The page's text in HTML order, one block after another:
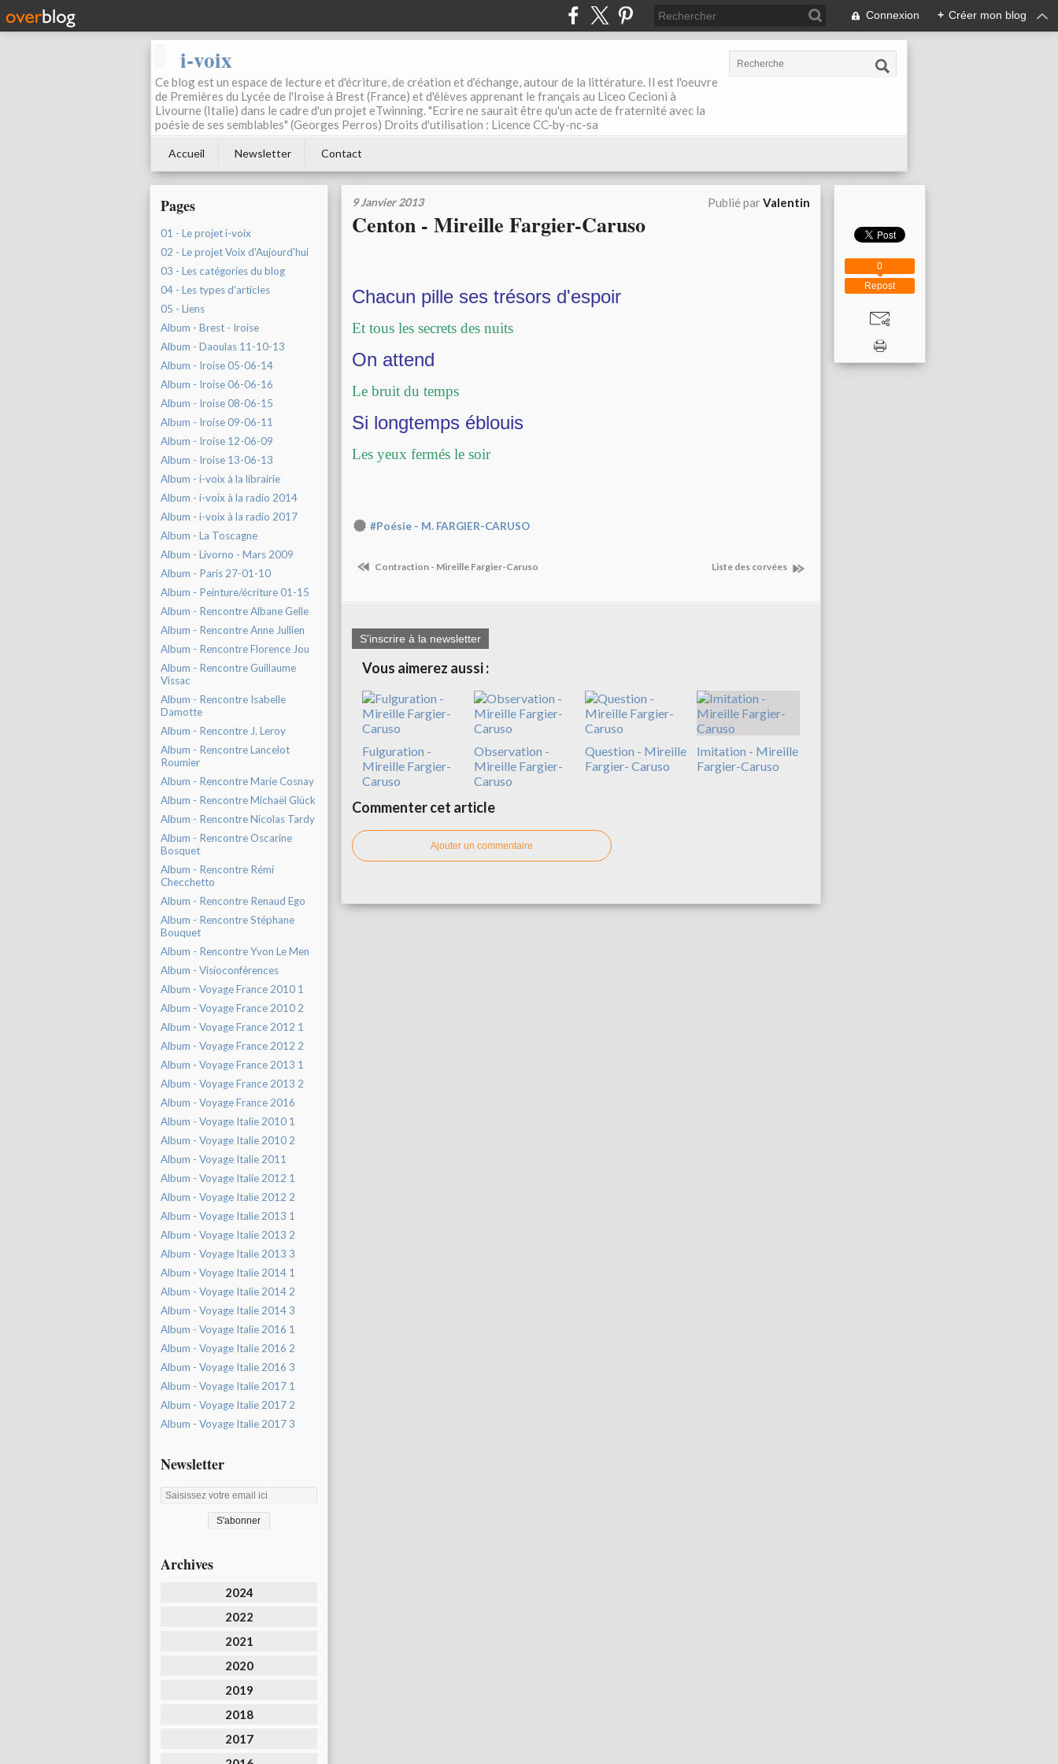
Connexion + Créer mon blog
i-voix
Ce blog est un espace de lecture et d'écriture, de création et d'échange, autour de la littérature. Il est l'oeuvre
de Premières du Lycée de l'Iroise à Brest (France) et d'élèves apprenant le français au Liceo Cecioni à
Livourne (Italie) dans le cadre d'un projet eTwinning. "Ecrire ne saurait être qu'un acte de fraternité avec la
poésie de ses semblables" (Georges Perros) Droits d'utilisation : Licence CC-by-nc-sa
Accueil Newsletter Contact
Pages
01 - Le projet i-voix
02 - Le projet Voix d'Aujourd'hui
03 - Les catégories du blog
04 - Les types d'articles
05 - Liens
Album - Brest - Iroise
Album - Daoulas 11-10-13
Album - Iroise 05-06-14
Album - Iroise 06-06-16
Album - Iroise 08-06-15
Album - Iroise 09-06-11
Album - Iroise 12-06-09
Album - Iroise 13-06-13
Album - i-voix à la librairie
Album - i-voix à la radio 2014
Album - i-voix à la radio 2017
Album - La Toscagne
Album - Livorno - Mars 2009
Album - Paris 27-01-10
Album - Peinture/écriture 01-15
Album - Rencontre Albane Gelle
Album - Rencontre Anne Jullien
Album - Rencontre Florence Jou
Album - Rencontre Guillaume
Vissac
Album - Rencontre Isabelle
Damotte
Album - Rencontre J. Leroy
Album - Rencontre Lancelot
Roumier
Album - Rencontre Marie Cosnay
Album - Rencontre Michaël Glück
Album - Rencontre Nicolas Tardy
Album - Rencontre Oscarine
Bosquet
Album - Rencontre Rémi
Checchetto
Album - Rencontre Renaud Ego
Album - Rencontre Stéphane
Bouquet
Album - Rencontre Yvon Le Men
Album - Visioconfèrences
Album - Voyage France 2010 1
Album - Voyage France 2010 2
Album - Voyage France 2012 1
Album - Voyage France 2012 2
Album - Voyage France 2013 1
Album - Voyage France 2013 2
Album - Voyage France 2016
Album - Voyage Italie 2010 1
Album - Voyage Italie 2010 2
Album - Voyage Italie 2011
Album - Voyage Italie 2012 1
Album - Voyage Italie 2012 2
Album - Voyage Italie 2013 1
Album - Voyage Italie 2013 2
Album - Voyage Italie 2013 3
Album - Voyage Italie 2014 1
Album - Voyage Italie 2014 2
Album - Voyage Italie 2014 3
Album - Voyage Italie 2016 1
Album - Voyage Italie 2016 2
Album - Voyage Italie 2016 3
Album - Voyage Italie 2017 1
Album - Voyage Italie 2017 2
Album - Voyage Italie 2017 3
Newsletter
Archives
2024
2022
2021
2020
2019
2018
2017
9 Janvier 2013 Publié parValentin
Centon - Mireille Fargier-Caruso
Chacun pille ses trésors d'espoir
Et tous les secrets des nuits
On attend
Le bruit du temps
Si longtemps éblouis
Les yeux fermés le soir
#Poésie - M. FARGIER-CARUSO
Contraction - Mireille Fargier-Caruso Liste des corvées
S'inscrire à la newsletter
Vous aimerez aussi :
Fulguration -
Mireille Fargier-
Caruso
Observation -
Mireille Fargier-
Caruso
Question - Mireille
Fargier- Caruso
Imitation - Mireille
Fargier-Caruso
Commenter cet article
Ajouter un commentaire
Repost
0